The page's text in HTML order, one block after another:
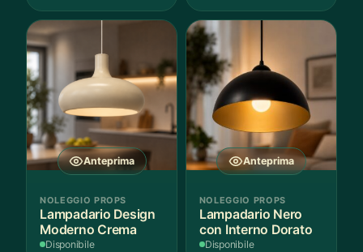
Anteprima
NOLEGGIO PROPS
Lampadario Design
Moderno Crema
Disponibile
Anteprima
NOLEGGIO PROPS
Lampadario Nero
con Interno Dorato
Disponibile